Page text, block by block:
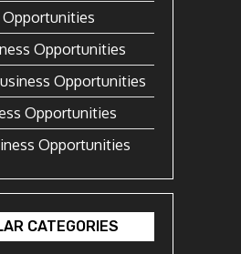
Opportunities
Opportunities
Opportunities
Opportunities
Opportunities
CATEGORIES